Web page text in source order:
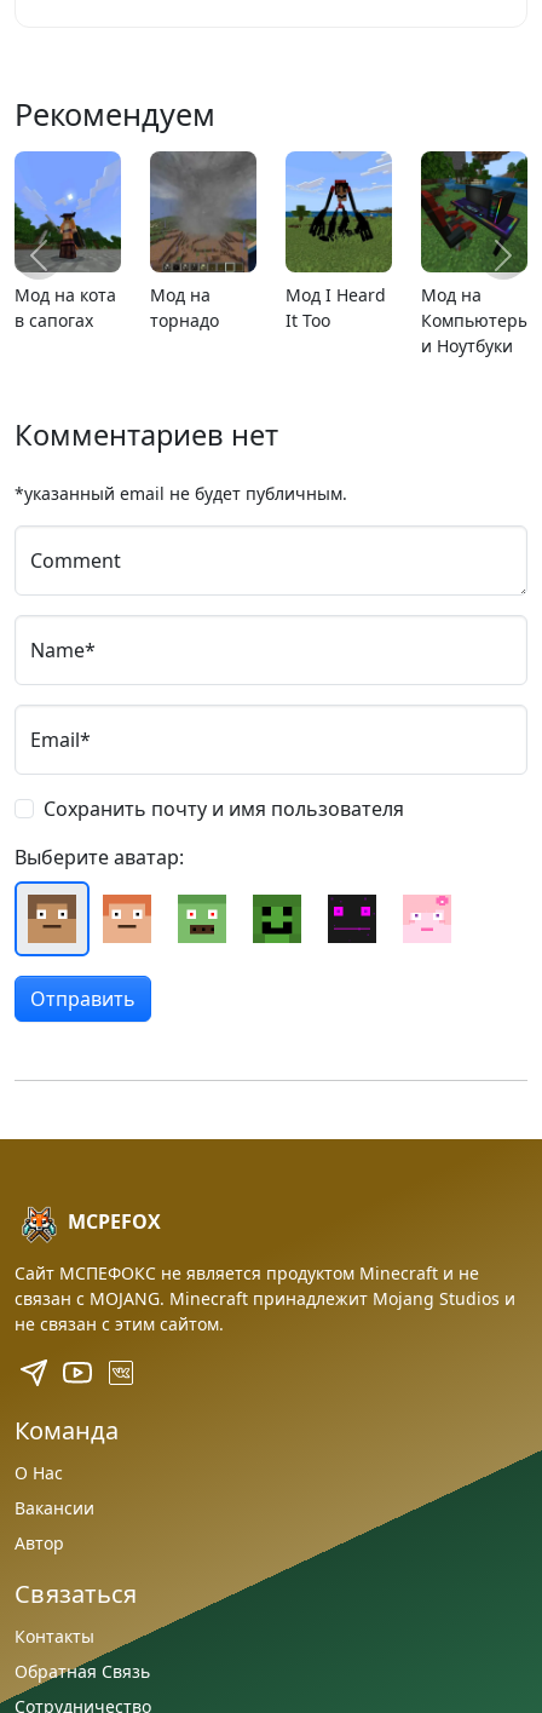
Рекомендуем
MCPE 26.13
Карта
расширяющийся
MCPE 26.1 Карта
Комментариев нет
*указанный email не будет публичным.
Comment
Name*
Email*
Сохранить почту и имя пользователя
Выберите аватар:
MCPEFOX
Сайт МСПЕФОКС не является продуктом Minecraft и не
связан с MOJANG. Minecraft принадлежит Mojang Studios и
не связан с этим сайтом.
Команда
О Нас
Вакансии
Автор
Связаться
Контакты
Обратная Связь
Сотрудничество